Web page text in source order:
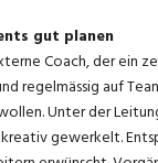
gut planen
Coach, der ein
regelmässig auf
Unter der
gewerkelt.